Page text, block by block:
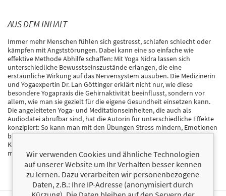
AUS DEM INHALT
Immer mehr Menschen fühlen sich gestresst, schlafen schlecht oder
kämpfen mit Angststörungen. Dabei kann eine so einfache wie
effektive Methode Abhilfe schaffen: Mit Yoga Nidra lassen sich
unterschiedliche Bewusstseinszustände erlangen, die eine
erstaunliche Wirkung auf das Nervensystem ausüben. Die Medizinerin
und Yogaexpertin Dr. Lan Göttinger erklärt nicht nur, wie diese
besondere Yogapraxis die Gehirnaktivität beeinflusst, sondern vor
allem, wie man sie gezielt für die eigene Gesundheit einsetzen kann.
Die angeleiteten Yoga- und Meditationseinheiten, die auch als
Audiodatei abrufbar sind, hat die Autorin für unterschiedliche Effekte
konzipiert: So kann man mit den Übungen Stress mindern, Emotionen
besser handhaben, Angst und Anspannung loswerden, die
Konzentration schärfen und erholsamer schlafen – und schließlich
mehr Gesundheit und Lebensqualität erlangen.
Wir verwenden Cookies und ähnliche Technologien
auf unserer Website um Ihr Verhalten besser kennen
zu lernen. Dazu verarbeiten wir personenbezogene
Daten, z.B.: Ihre IP-Adresse (anonymisiert durch